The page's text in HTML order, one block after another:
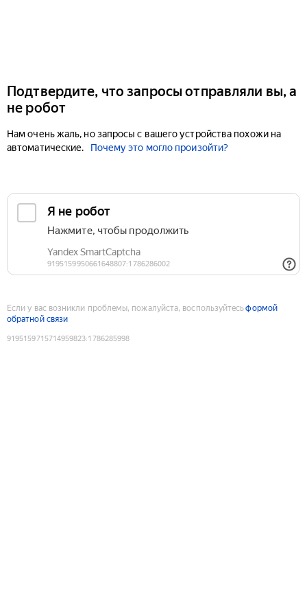
Подтвердите, что запросы отправляли вы, а
не робот
Нам очень жаль, но запросы с вашего устройства похожи на
автоматические.
Почему это могло произойти?
Если у вас возникли проблемы, пожалуйста, воспользуйтесьформой
обратной связи
9195159715714959823:1786285998